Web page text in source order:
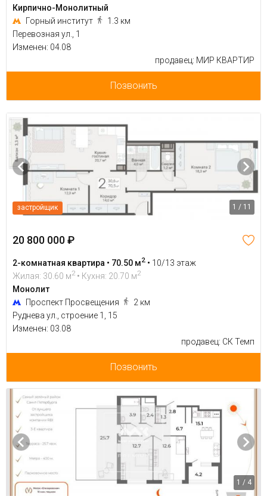
Кирпично-Монолитный
Горный институт
1.3 км
Перевозная ул., 1
Изменен: 04.08
продавец: МИР КВАРТИР
Позвонить
застройщик 1 / 11
20 800 000 ₽
2-комнатная квартира • 70.50 м2 • 10/13 этаж
Жилая: 30.60 м2 • Кухня: 20.70 м2
Монолит
Проспект Просвещения
2 км
Руднева ул., строение 1, 15
Изменен: 03.08
продавец: СК Темп
Позвонить
1 / 4